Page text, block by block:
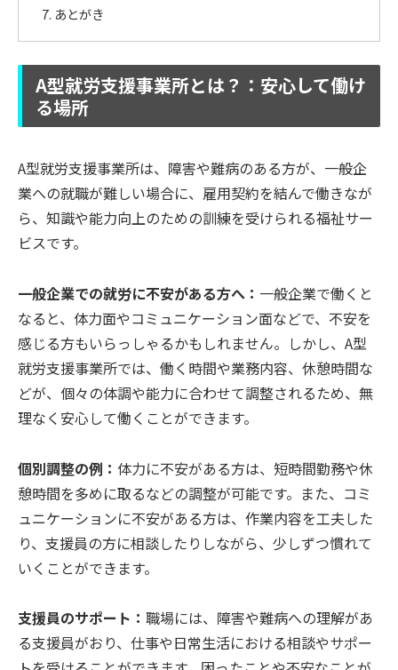
あとがき
A型就労支援事業所とは？：安心して働け
る場所
A型就労支援事業所は、障害や難病のある方が、一般企
業への就職が難しい場合に、雇用契約を結んで働きなが
ら、知識や能力向上のための訓練を受けられる福祉サー
ビスです。
一般企業での就労に不安がある方へ： 一般企業で働くと
なると、体力面やコミュニケーション面などで、不安を
感じる方もいらっしゃるかもしれません。しかし、A型
就労支援事業所では、働く時間や業務内容、休憩時間な
どが、個々の体調や能力に合わせて調整されるため、無
理なく安心して働くことができます。
個別調整の例： 体力に不安がある方は、短時間勤務や休
憩時間を多めに取るなどの調整が可能です。また、コミ
ュニケーションに不安がある方は、作業内容を工夫した
り、支援員の方に相談したりしながら、少しずつ慣れて
いくことができます。
支援員のサポート： 職場には、障害や難病への理解があ
る支援員がおり、仕事や日常生活における相談やサポー